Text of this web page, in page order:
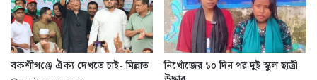
বকশীগ‌ঞ্জে ঐক্য দেখতে চাই- মিল্লাত
নিখোঁজের ১০ দিন পর দুই স্কুল ছাত্রী